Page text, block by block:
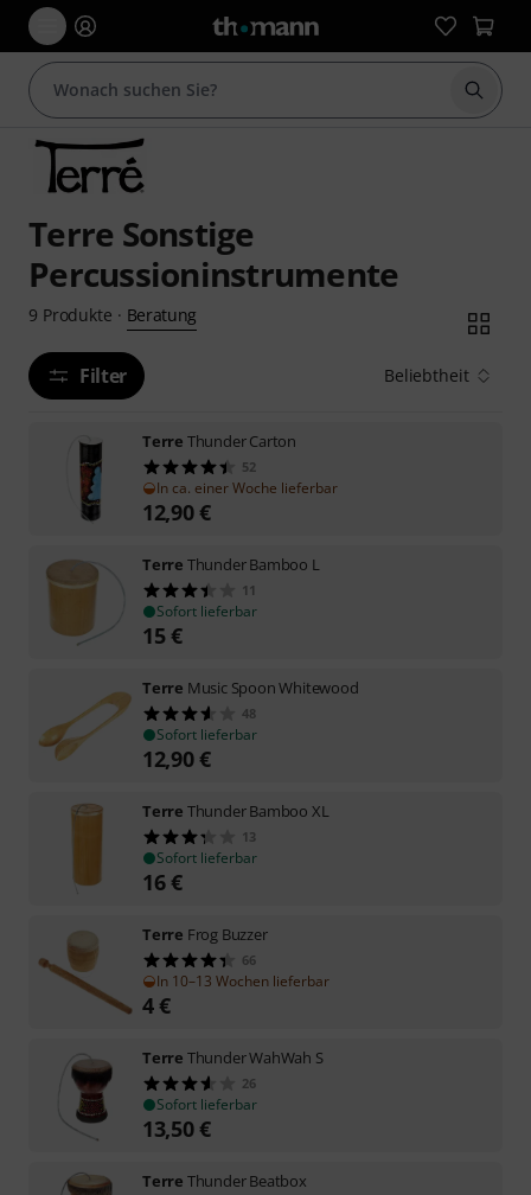
Suche
Terre Sonstige
Percussioninstrumente
9 Produkte · Beratung
Filter Beliebtheit
Terre Thunder Carton
52
In ca. einer Woche lieferbar
12,90€
Terre Thunder Bamboo L
11
Sofort lieferbar
15€
Terre Music Spoon Whitewood
48
Sofort lieferbar
12,90€
Terre Thunder Bamboo XL
13
Sofort lieferbar
16€
Terre Frog Buzzer
66
In 10–13 Wochen lieferbar
4€
Terre Thunder WahWah S
26
Sofort lieferbar
13,50€
Terre Thunder Beatbox